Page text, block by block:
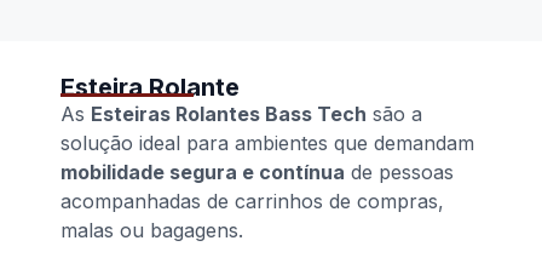
Esteira Rolante
As Esteiras Rolantes Bass Tech são a
solução ideal para ambientes que demandam
mobilidade segura e contínua de pessoas
acompanhadas de carrinhos de compras,
malas ou bagagens.